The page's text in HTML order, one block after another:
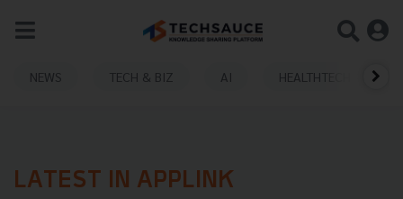
NEWS TECH & BIZ AI HEALTHTECH
LATEST IN APPLINK